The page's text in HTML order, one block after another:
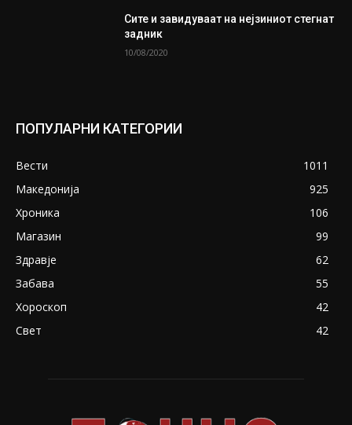
Сите и завидуваат на нејзиниот стегнат
задник
10/08/2020
ПОПУЛАРНИ КАТЕГОРИИ
Вести
1011
Македонија
925
Хроника
106
Магазин
99
Здравје
62
Забава
55
Хороскоп
42
Свет
42